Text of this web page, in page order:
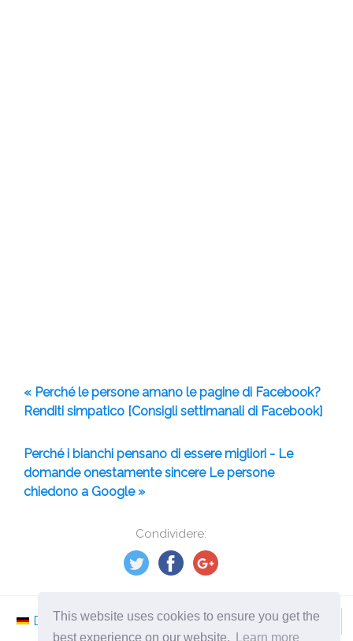
This website uses cookies to ensure you get the
best experience on our website.
Learn more
Condividere:
« Perché le persone amano le pagine di Facebook?
Renditi simpatico [Consigli settimanali di Facebook]
Perché i bianchi pensano di essere migliori - Le
domande onestamente sincere Le persone
chiedono a Google »
Deutsch Nederlands Svenska
Norsk